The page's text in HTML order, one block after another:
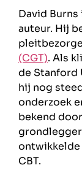
David
auteur. Hij
(CGT). Als
de Stanford
hij nog
onderzoek
bekend
ontwikkelde
CBT.